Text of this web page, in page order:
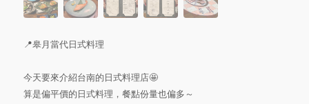
📍皋月當代日式料理
今天要來介紹台南的日式料理店🤩
算是偏平價的日式料理，餐點份量也偏多～